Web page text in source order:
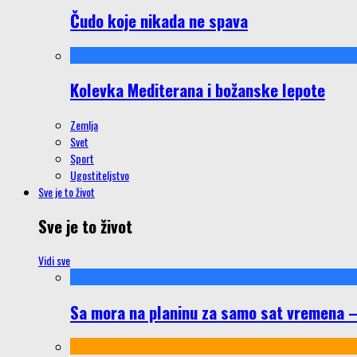
Čudo koje nikada ne spava
Kolevka Mediterana i božanske lepote
Zemlja
Svet
Sport
Ugostiteljstvo
Sve je to život
Sve je to život
Vidi sve
Sa mora na planinu za samo sat vremena